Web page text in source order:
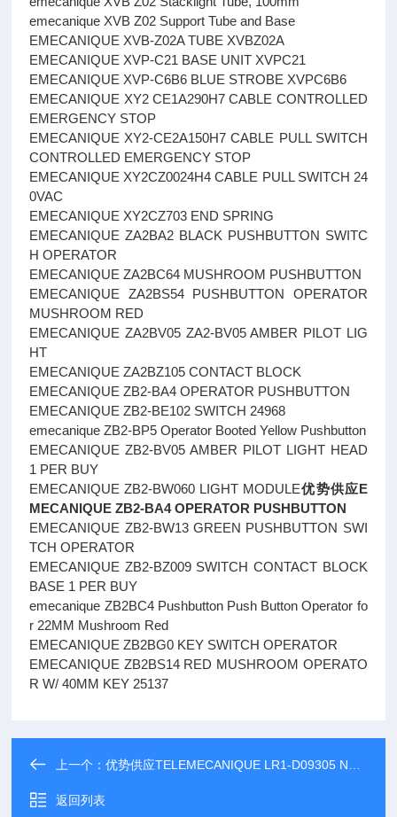
emecanique XVB Z02 Support Tube and Base
EMECANIQUE XVB-Z02A TUBE XVBZ02A
EMECANIQUE XVP-C21 BASE UNIT XVPC21
EMECANIQUE XVP-C6B6 BLUE STROBE XVPC6B6
EMECANIQUE XY2 CE1A290H7 CABLE CONTROLLED
EMERGENCY STOP
EMECANIQUE XY2-CE2A150H7 CABLE PULL SWITCH
CONTROLLED EMERGENCY STOP
EMECANIQUE XY2CZ0024H4 CABLE PULL SWITCH 24
0VAC
EMECANIQUE XY2CZ703 END SPRING
EMECANIQUE ZA2BA2 BLACK PUSHBUTTON SWITC
H OPERATOR
EMECANIQUE ZA2BC64 MUSHROOM PUSHBUTTON
EMECANIQUE ZA2BS54 PUSHBUTTON OPERATOR
MUSHROOM RED
EMECANIQUE ZA2BV05 ZA2-BV05 AMBER PILOT LIG
HT
EMECANIQUE ZA2BZ105 CONTACT BLOCK
EMECANIQUE ZB2-BA4 OPERATOR PUSHBUTTON
EMECANIQUE ZB2-BE102 SWITCH 24968
emecanique ZB2-BP5 Operator Booted Yellow Pushbutton
EMECANIQUE ZB2-BV05 AMBER PILOT LIGHT HEAD
1 PER BUY
EMECANIQUE ZB2-BW060 LIGHT MODULE优势供应E
MECANIQUE ZB2-BA4 OPERATOR PUSHBUTTON
EMECANIQUE ZB2-BW13 GREEN PUSHBUTTON SWI
TCH OPERATOR
EMECANIQUE ZB2-BZ009 SWITCH CONTACT BLOCK
BASE 1 PER BUY
emecanique ZB2BC4 Pushbutton Push Button Operator fo
r 22MM Mushroom Red
EMECANIQUE ZB2BG0 KEY SWITCH OPERATOR
EMECANIQUE ZB2BS14 RED MUSHROOM OPERATO
R W/ 40MM KEY 25137
上一个：优势供应TELEMECANIQUE LR1-D09305 NSPP LR1D09305
返回列表